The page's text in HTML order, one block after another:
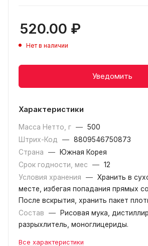
520.00 ₽
Нет в наличии
Уведомить
Характеристики
Масса Нетто, г — 500
Штрих-Код
— 8809546750873
Страна
—
Южная Корея
Срок годности, мес
— 12
Условия хранения
— Хранить в
месте, избегая попадания прямых
После вскрытия, хранить пакет
Состав
—
Рисовая мука,
разрыхлитель, моноглицериды.
Все характеристики